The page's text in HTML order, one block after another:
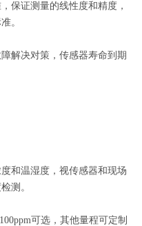
证测量的线性度和精度，
。
决对策，传感器寿命到期
和温湿度，视传感器和现场
测。
可选，其他量程可定制